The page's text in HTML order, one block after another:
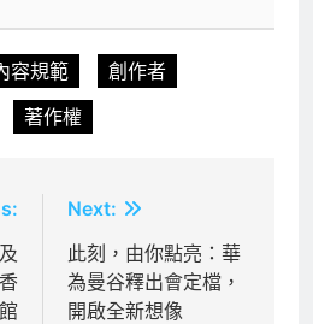
容規範
創作者
著作權
Next:
此刻，由你點亮：華
為曼谷釋出會定檔，
開啟全新想像